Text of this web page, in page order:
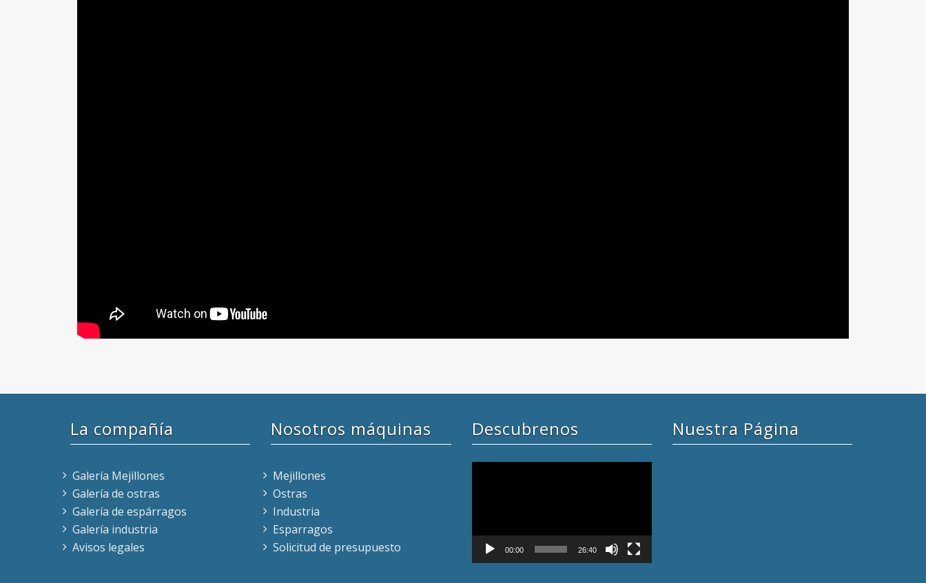
La compañía
Galería Mejillones
Galería de ostras
Galería de espárragos
Galería industria
Avisos legales
Nosotros máquinas
Mejillones
Ostras
Industria
Esparragos
Solicitud de presupuesto
Descubrenos
00:00 26:40
Nuestra Página